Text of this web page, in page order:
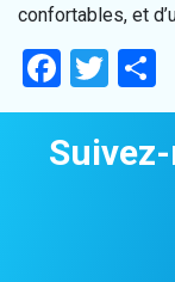
confortables, et